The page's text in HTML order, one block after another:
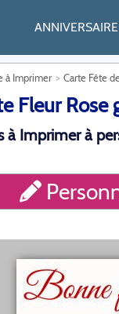
ANNIVERSAIRE
à Imprimer Carte Fête
Fleur
à Imprimer à